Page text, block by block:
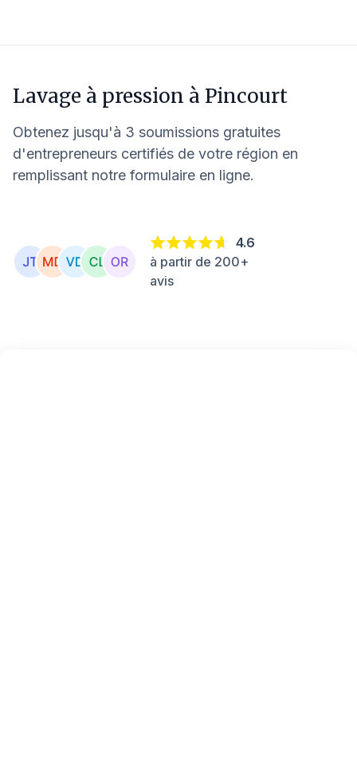
Lavage à pression à Pincourt
Obtenez jusqu'à 3 soumissions gratuites
d'entrepreneurs certifiés de votre région en
remplissant notre formulaire en ligne.
4.6
à partir de 200+
avis